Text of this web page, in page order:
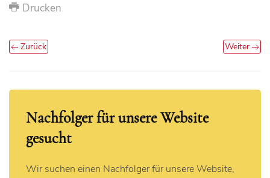
Drucken
Zurück Weiter
Nachfolger für unsere Website
gesucht
Wir suchen einen Nachfolger für unsere Website,